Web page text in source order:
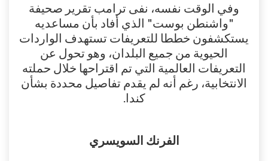
وفي الوقت نفسه، نفى ترامب تقرير صحيفة
"واشنطن بوست" الذي أفاد بأن مساعديه
يستكشفون خططا للتعريفات تستهدف الواردات
الحيوية من جميع البلدان، وهو تحول عن
التعريفات العالمية التي تم اقتراحها خلال حملته
الانتخابية، رغم أنه لم يقدم تفاصيل محددة بشأن
كندا.
الفرنك السويسري